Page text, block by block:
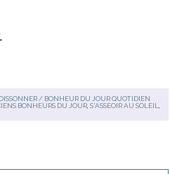
/ BONHEUR DU JOUR QUOTIDIEN
BONHEURS DU JOUR ,S'ASSEOIR AU SOLEIL